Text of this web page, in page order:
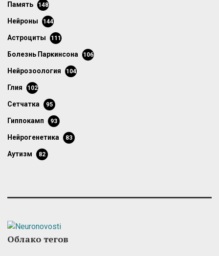
память 148
нейроны 144
астроциты 111
болезнь Паркинсона 106
нейрозоология 104
глия 102
сетчатка 95
гиппокамп 93
нейрогенетика 83
аутизм 82
Облако тегов